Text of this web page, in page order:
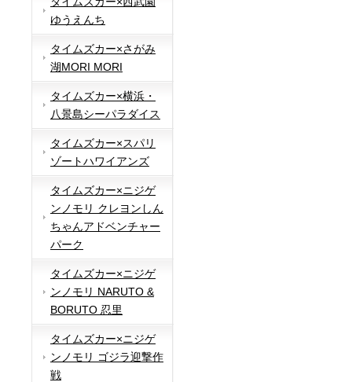
ゆうえんち
タイムズカー×さがみ
湖MORI MORI
タイムズカー×横浜・
八景島シーパラダイス
タイムズカー×スパリ
ゾートハワイアンズ
タイムズカー×ニジゲ
ンノモリ クレヨンしん
ちゃんアドベンチャー
パーク
タイムズカー×ニジゲ
ンノモリ NARUTO &
BORUTO 忍里
タイムズカー×ニジゲ
ンノモリ ゴジラ迎撃作
戦